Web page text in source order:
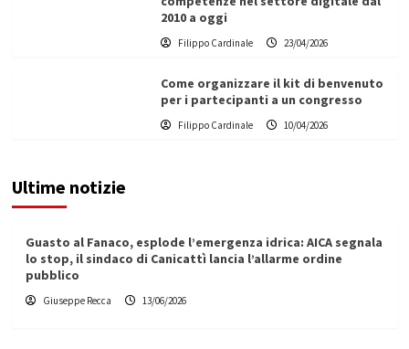
2010 a oggi
Filippo Cardinale 23/04/2026
Come organizzare il kit di benvenuto
per i partecipanti a un congresso
Filippo Cardinale 10/04/2026
Ultime notizie
Guasto al Fanaco, esplode l’emergenza idrica: AICA segnala
lo stop, il sindaco di Canicattì lancia l’allarme ordine
pubblico
Giuseppe Recca 13/06/2026